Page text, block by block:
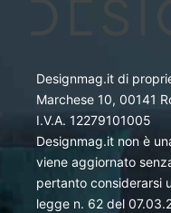
Designmag.it di
Marchese 10, 00141
I.V.A. 12279101005
Designmag.it non è
viene aggiornato
pertanto considerarsi
legge n. 62 del